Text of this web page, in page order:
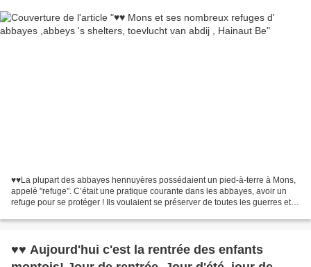
♥♥La plupart des abbayes hennuyères possédaient un pied-à-terre à Mons,
appelé "refuge". C’était une pratique courante dans les abbayes, avoir un
refuge pour se protéger ! Ils voulaient se préserver de toutes les guerres et
♥♥ Aujourd'hui c'est la rentrée des enfants